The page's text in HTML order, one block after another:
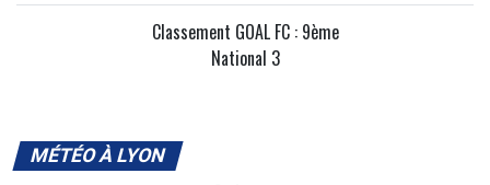
Classement GOAL FC : 9ème
National 3
MÉTÉO À LYON